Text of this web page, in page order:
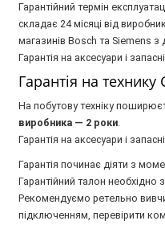
Гарантійний термін
складає 24 місяці від
магазинів Bosch та Siemens з
Гарантія на аксесуари і
Гарантія на технику
На побутову техніку
виробника — 2 роки.
Гарантія на аксесуари і
Гарантія починає діяти з
Гарантійний талон необхідно
Рекомендуємо ретельно
підключенням, перевірити